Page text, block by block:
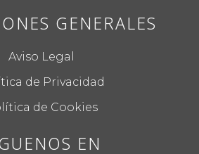
GENERALES
Aviso Legal
de Privacidad
de Cookies
EN